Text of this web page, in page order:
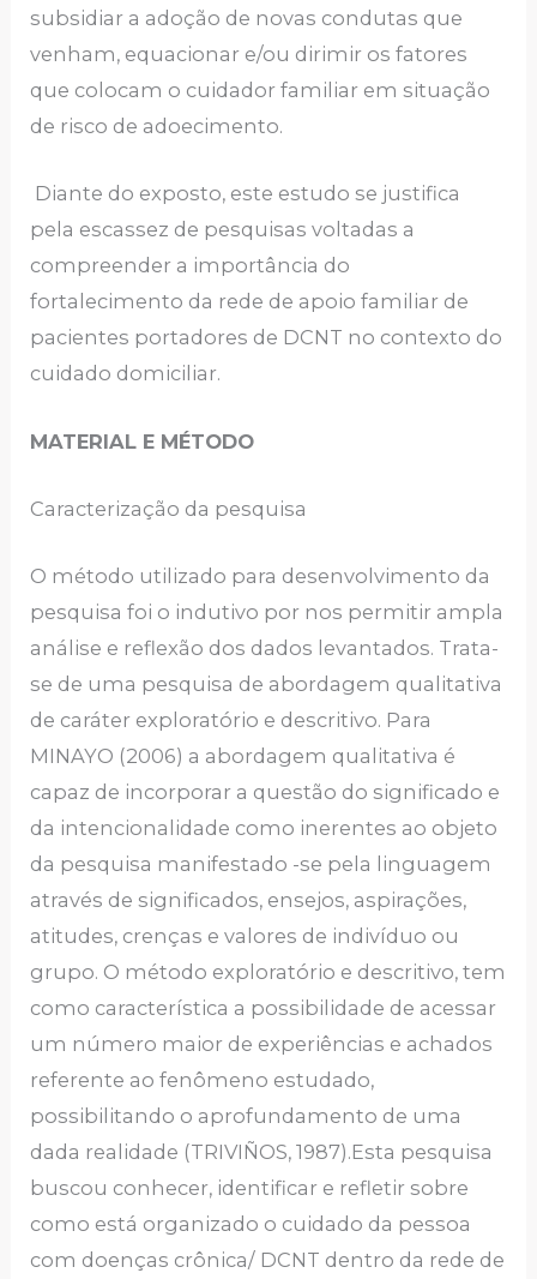
subsidiar a adoção de novas condutas que
venham, equacionar e/ou dirimir os fatores
que colocam o cuidador familiar em situação
de risco de adoecimento.
Diante do exposto, este estudo se justifica
pela escassez de pesquisas voltadas a
compreender a importância do
fortalecimento da rede de apoio familiar de
pacientes portadores de DCNT no contexto do
cuidado domiciliar.
MATERIAL E MÉTODO
Caracterização da pesquisa
O método utilizado para desenvolvimento da
pesquisa foi o indutivo por nos permitir ampla
análise e reflexão dos dados levantados. Trata-
se de uma pesquisa de abordagem qualitativa
de caráter exploratório e descritivo. Para
MINAYO (2006) a abordagem qualitativa é
capaz de incorporar a questão do significado e
da intencionalidade como inerentes ao objeto
da pesquisa manifestado -se pela linguagem
através de significados, ensejos, aspirações,
atitudes, crenças e valores de indivíduo ou
grupo. O método exploratório e descritivo, tem
como característica a possibilidade de acessar
um número maior de experiências e achados
referente ao fenômeno estudado,
possibilitando o aprofundamento de uma
dada realidade (TRIVIÑOS, 1987).Esta pesquisa
buscou conhecer, identificar e refletir sobre
como está organizado o cuidado da pessoa
com doenças crônica/ DCNT dentro da rede de